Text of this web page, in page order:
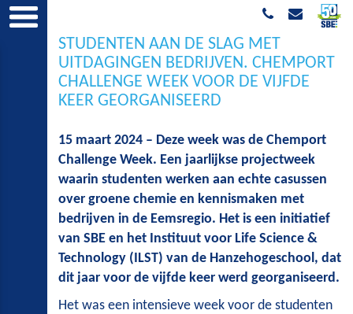
STUDENTEN AAN DE SLAG MET
UITDAGINGEN BEDRIJVEN. CHEMPORT
CHALLENGE WEEK VOOR DE VIJFDE
KEER GEORGANISEERD
15 maart 2024 – Deze week was de Chemport
Challenge Week. Een jaarlijkse projectweek
waarin studenten werken aan echte casussen
over groene chemie en kennismaken met
bedrijven in de Eemsregio. Het is een initiatief
van SBE en het Instituut voor Life Science &
Technology (ILST) van de Hanzehogeschool, dat
dit jaar voor de vijfde keer werd georganiseerd.
Het was een intensieve week voor de studenten